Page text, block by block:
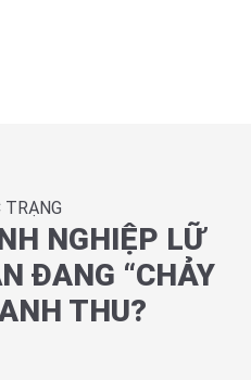
TRẠNG
NGHIỆP LỮ
ĐANG “CHẢY
THU?